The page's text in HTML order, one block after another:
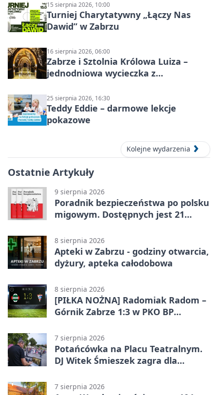
15 sierpnia 2026, 10:00
Turniej Charytatywny „Łączy Nas
Dawid” w Zabrzu
16 sierpnia 2026, 06:00
Zabrze i Sztolnia Królowa Luiza –
jednodniowa wycieczka z
miasta
25 sierpnia 2026, 16:30
Teddy Eddie – darmowe lekcje
pokazowe
Kolejne wydarzenia
Ostatnie Artykuły
9 sierpnia 2026
Poradnik bezpieczeństwa po polsku
migowym. Dostępnych jest 21
8 sierpnia 2026
Apteki w Zabrzu - godziny otwarcia,
dyżury, apteka całodobowa
8 sierpnia 2026
[PIŁKA NOŻNA] Radomiak Radom –
Górnik Zabrze 1:3 w PKO BP
Federico dał zabrzanom zwycięstwo
7 sierpnia 2026
Potańcówka na Placu Teatralnym.
DJ Witek Śmieszek zagra dla
7 sierpnia 2026